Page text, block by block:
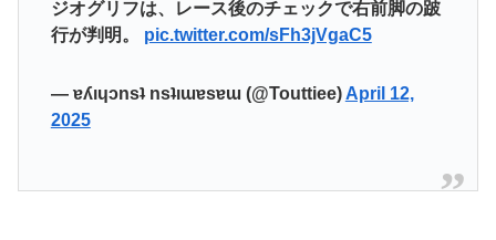
ジオグリフは、レース後のチェックで右前脚の跛
行が判明。 pic.twitter.com/sFh3jVgaC5
— ɐʎıɥɔnsʇ nsʇıɯɐsɐɯ (@Touttiee) April 12,
2025